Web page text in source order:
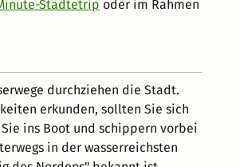
Städtetrip oder im Rahmen
durchziehen die Stadt.
erkunden, sollten Sie sich
ins Boot und schippern vorbei
in der wasserreichsten